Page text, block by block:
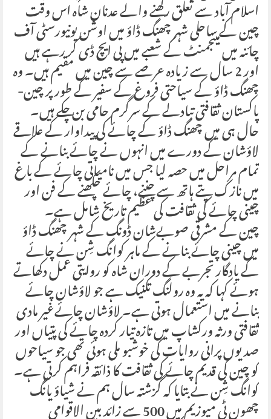
اسلام آباد سے تعلق رکھنے والے عدنان شاہ اس وقت
چین کے ساحلی شہر چھنگ ڈاؤ میں اوشن یونیورسٹی آف
چائنہ میں مینجمنٹ کے شعبے میں پی ایچ ڈی کر رہے ہیں
اور 2 سال سے زیادہ عرصے سے چین میں مقیم ہیں۔ وہ
چھنگ ڈاؤ کے سیاحتی فروغ کے سفیر کے طور پر چین-
پاکستان ثقافتی تبادلے کے سرگرم حامی بن چکے ہیں۔
حال ہی میں چھنگ ڈاؤ کے چائے کی پیداوار کے علاقے
لاؤشان کے دورے میں انہوں نے چائے بنانے کے
تمام مراحل میں حصہ لیا جس میں نامیاتی چائے کے باغ
میں نازک پتے ہاتھ سے چننے، چائے چکھنے کے فن اور
چینی چائے کی ثقافت کی عظیم تاریخ شامل ہے۔
چین کے مشرقی صوبےشان ڈونگ کے شہر چھنگ ڈاؤ
میں چینی چائے بنانے کے ماہر کوانگ شِن نے چائے
کے یادگار تجربے کے دوران شاہ کو روایتی عمل دکھاتے
ہوئے کہا کہ یہ وہ رولنگ تکنیک ہے جو لاؤشان چائے
بنانے میں استعمال ہوتی ہے۔ لاؤشان چائےغیر مادی
ثقافتی ورثہ ورکشاپ میں تازہ تیار کردہ چائے کی پتیاں اور
صدیوں پرانی روایات کی خوشبو ملی ہوئی تھی جو سیاحوں
کو چین کی قدیم چائے کی ثقافت کا ذائقہ فراہم کرتی ہے۔
کوانگ شِن نے بتایا کہ گزشتہ سال ہم نے شیاؤ یانگ